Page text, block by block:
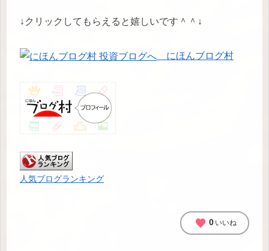
↓クリックしてもらえると嬉しいです＾＾↓
にほんブログ村
人気ブログランキング
favorite 0 いいね